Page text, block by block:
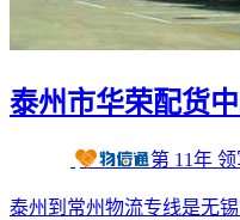
泰州市华荣配货
第 11年 领
泰州到常州物流专线是无